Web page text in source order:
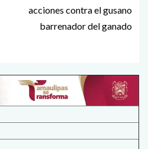
acciones contra el gusano
barrenador del ganado